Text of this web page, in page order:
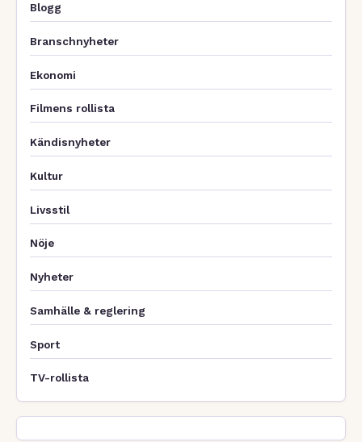
Blogg
Branschnyheter
Ekonomi
Filmens rollista
Kändisnyheter
Kultur
Livsstil
Nöje
Nyheter
Samhälle & reglering
Sport
TV-rollista